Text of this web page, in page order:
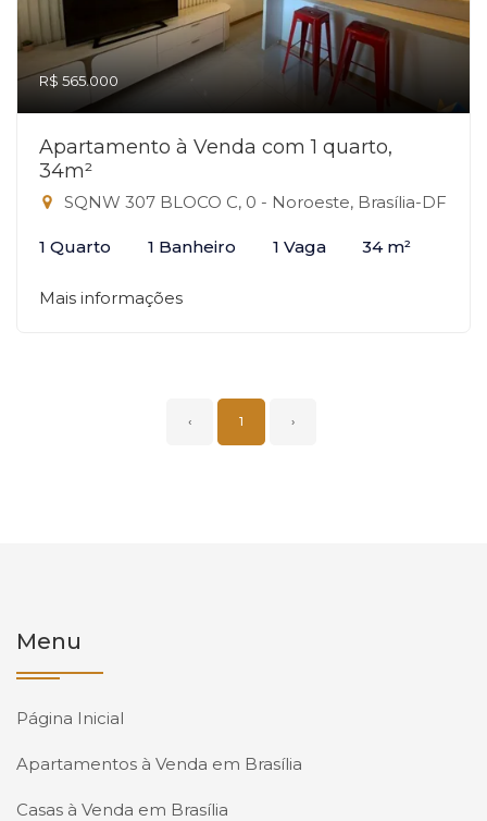
R$ 565.000
Apartamento à Venda com 1 quarto,
34m²
SQNW 307 BLOCO C, 0 - Noroeste, Brasília-DF
1 Quarto 1 Banheiro 1 Vaga 34 m²
Mais informações
‹ 1 ›
Menu
Página Inicial
Apartamentos à Venda em Brasília
Casas à Venda em Brasília